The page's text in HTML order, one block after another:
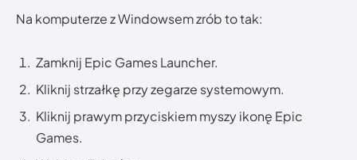
Na komputerze z Windowsem zrób to tak:
Zamknij Epic Games Launcher.
Kliknij strzałkę przy zegarze systemowym.
Kliknij prawym przyciskiem myszy ikonę Epic
Games.